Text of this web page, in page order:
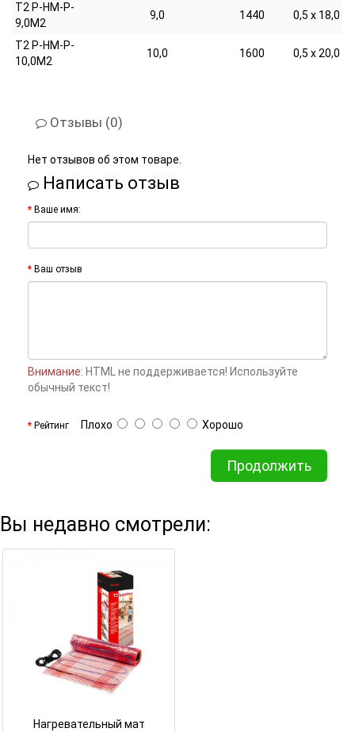
T2 P-HM-P-
9,0M2
9,0 1440 0,5 х 18,0
T2 P-HM-P-
10,0M2
10,0 1600 0,5 х 20,0
Отзывы (0)
Нет отзывов об этом товаре.
Написать отзыв
Ваше имя:
Ваш отзыв
Внимание: HTML не поддерживается! Используйте
обычный текст!
Рейтинг Плохо Хорошо
Продолжить
Вы недавно смотрели:
Нагревательный мат